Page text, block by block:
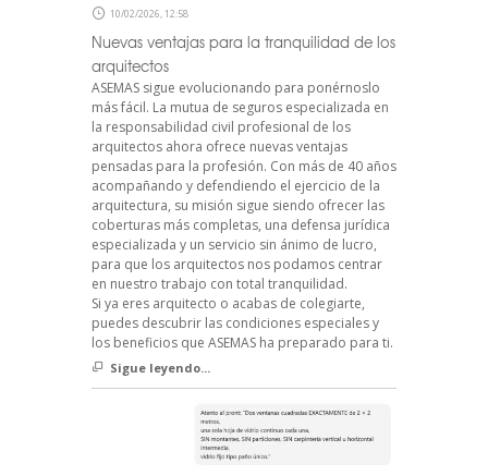
10/02/2026, 12:58
Nuevas ventajas para la tranquilidad de los
arquitectos
ASEMAS sigue evolucionando para ponérnoslo
más fácil. La mutua de seguros especializada en
la responsabilidad civil profesional de los
arquitectos ahora ofrece nuevas ventajas
pensadas para la profesión. Con más de 40 años
acompañando y defendiendo el ejercicio de la
arquitectura, su misión sigue siendo ofrecer las
coberturas más completas, una defensa jurídica
especializada y un servicio sin ánimo de lucro,
para que los arquitectos nos podamos centrar
en nuestro trabajo con total tranquilidad.
Si ya eres arquitecto o acabas de colegiarte,
puedes descubrir las condiciones especiales y
los beneficios que ASEMAS ha preparado para ti.
Sigue leyendo...